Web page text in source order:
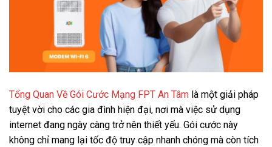
Tổng Quan Về Gói Cước Mạng FPT An Tâm là một giải pháp
tuyệt vời cho các gia đình hiện đại, nơi mà việc sử dụng
internet đang ngày càng trở nên thiết yếu. Gói cước này
không chỉ mang lại tốc độ truy cập nhanh chóng mà còn tích